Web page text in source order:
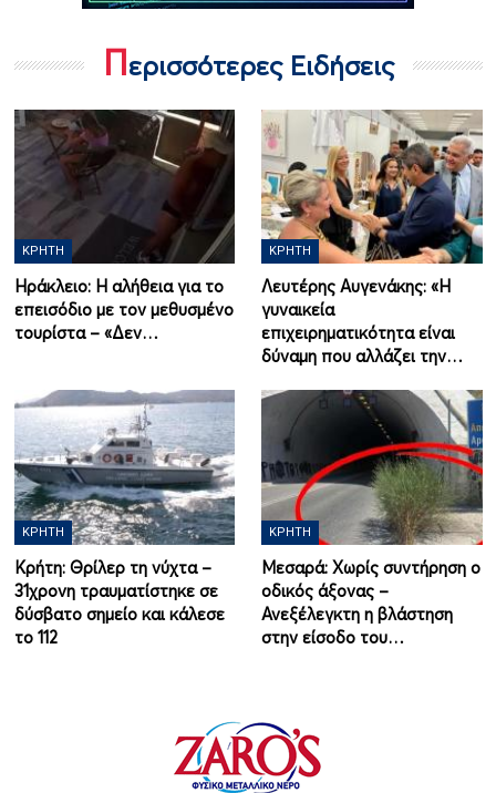
Περισσότερες Ειδήσεις
ΚΡΉΤΗ
Ηράκλειο: Η αλήθεια για το
επεισόδιο με τον μεθυσμένο
τουρίστα – «Δεν…
ΚΡΉΤΗ
Λευτέρης Αυγενάκης: «Η
γυναικεία
επιχειρηματικότητα είναι
δύναμη που αλλάζει την…
ΚΡΉΤΗ
Κρήτη: Θρίλερ τη νύχτα –
31χρονη τραυματίστηκε σε
δύσβατο σημείο και κάλεσε
το 112
ΚΡΉΤΗ
Μεσαρά: Χωρίς συντήρηση ο
οδικός άξονας –
Ανεξέλεγκτη η βλάστηση
στην είσοδο του…